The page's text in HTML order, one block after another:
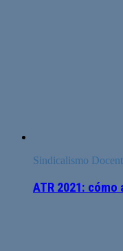
Sindicalismo
ATR 2021: